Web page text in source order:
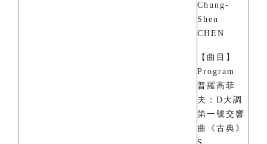
Chung-
Shen
CHEN
【曲目】
Program
普羅高菲
夫：D大調
第一號交響
曲《古典》